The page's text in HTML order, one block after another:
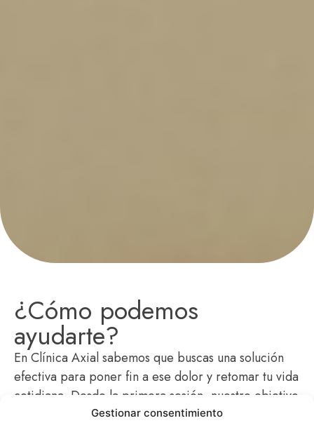
Gestionar consentimiento
¿Cómo podemos
ayudarte?
En Clínica Axial sabemos que buscas una solución
efectiva para poner fin a ese dolor y retomar tu vida
cotidiana. Desde la primera sesión, nuestro objetivo
es atacar la raíz del problema para que puedas